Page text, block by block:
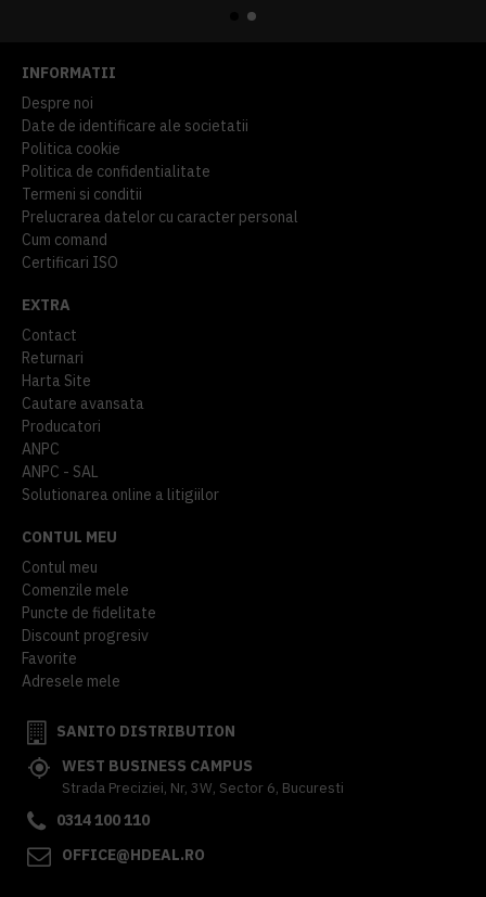
INFORMATII
Despre noi
Date de identificare ale societatii
Politica cookie
Politica de confidentialitate
Termeni si conditii
Prelucrarea datelor cu caracter personal
Cum comand
Certificari ISO
EXTRA
Contact
Returnari
Harta Site
Cautare avansata
Producatori
ANPC
ANPC - SAL
Solutionarea online a litigiilor
CONTUL MEU
Contul meu
Comenzile mele
Puncte de fidelitate
Discount progresiv
Favorite
Adresele mele
SANITO DISTRIBUTION
WEST BUSINESS CAMPUS
Strada Preciziei, Nr, 3W, Sector 6, Bucuresti
0314 100 110
OFFICE@HDEAL.RO